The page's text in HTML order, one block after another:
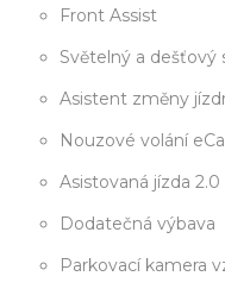
Front Assist
Světelný a dešťový
Asistent změny
Nouzové volání
Asistovaná jízda 2.0
Dodatečná výbava
Parkovací kamera